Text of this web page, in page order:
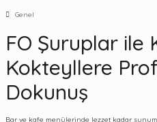
Genel
FO Şuruplar ile
Kokteyllere
Dokunuş
Bar ve kafe menülerinde lezzet kadar